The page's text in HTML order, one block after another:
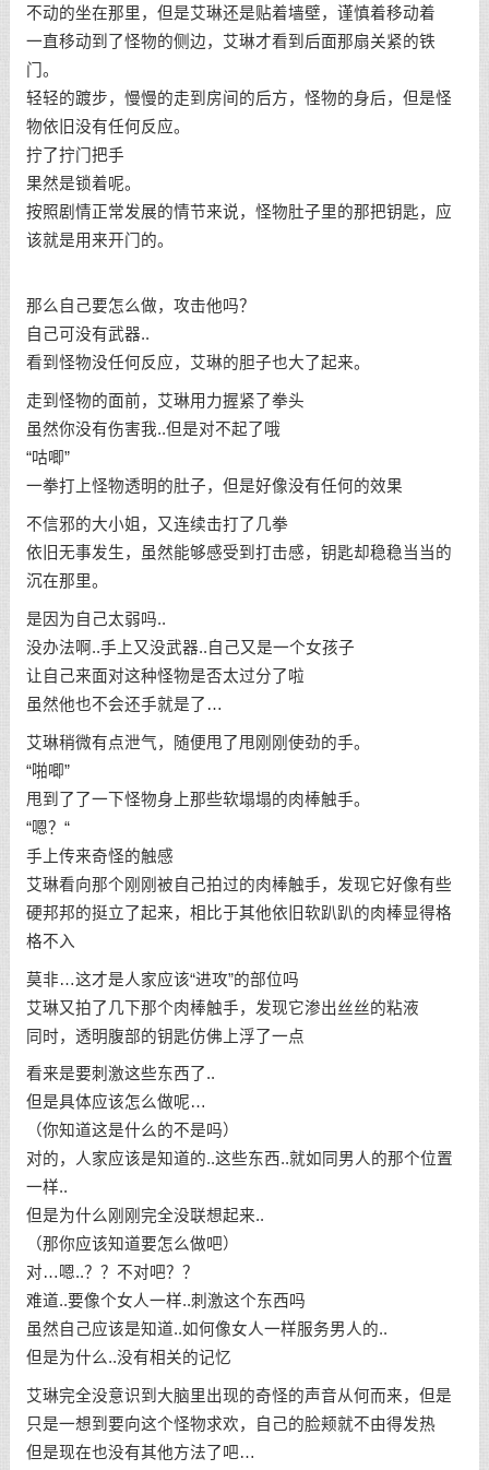
不动的坐在那里，但是艾琳还是贴着墙壁，谨慎着移动着
一直移动到了怪物的侧边，艾琳才看到后面那扇关紧的铁
门。
轻轻的踱步，慢慢的走到房间的后方，怪物的身后，但是怪
物依旧没有任何反应。
拧了拧门把手
果然是锁着呢。
按照剧情正常发展的情节来说，怪物肚子里的那把钥匙，应
该就是用来开门的。
那么自己要怎么做，攻击他吗？
自己可没有武器..
看到怪物没任何反应，艾琳的胆子也大了起来。
走到怪物的面前，艾琳用力握紧了拳头
虽然你没有伤害我..但是对不起了哦
“咕唧”
一拳打上怪物透明的肚子，但是好像没有任何的效果
不信邪的大小姐，又连续击打了几拳
依旧无事发生，虽然能够感受到打击感，钥匙却稳稳当当的
沉在那里。
是因为自己太弱吗..
没办法啊..手上又没武器..自己又是一个女孩子
让自己来面对这种怪物是否太过分了啦
虽然他也不会还手就是了…
艾琳稍微有点泄气，随便甩了甩刚刚使劲的手。
“啪唧”
甩到了了一下怪物身上那些软塌塌的肉棒触手。
“嗯？“
手上传来奇怪的触感
艾琳看向那个刚刚被自己拍过的肉棒触手，发现它好像有些
硬邦邦的挺立了起来，相比于其他依旧软趴趴的肉棒显得格
格不入
莫非…这才是人家应该“进攻”的部位吗
艾琳又拍了几下那个肉棒触手，发现它渗出丝丝的粘液
同时，透明腹部的钥匙仿佛上浮了一点
看来是要刺激这些东西了..
但是具体应该怎么做呢…
（你知道这是什么的不是吗）
对的，人家应该是知道的..这些东西..就如同男人的那个位置
一样..
但是为什么刚刚完全没联想起来..
（那你应该知道要怎么做吧）
对…嗯..？？不对吧？？
难道..要像个女人一样..刺激这个东西吗
虽然自己应该是知道..如何像女人一样服务男人的..
但是为什么..没有相关的记忆
艾琳完全没意识到大脑里出现的奇怪的声音从何而来，但是
只是一想到要向这个怪物求欢，自己的脸颊就不由得发热
但是现在也没有其他方法了吧…